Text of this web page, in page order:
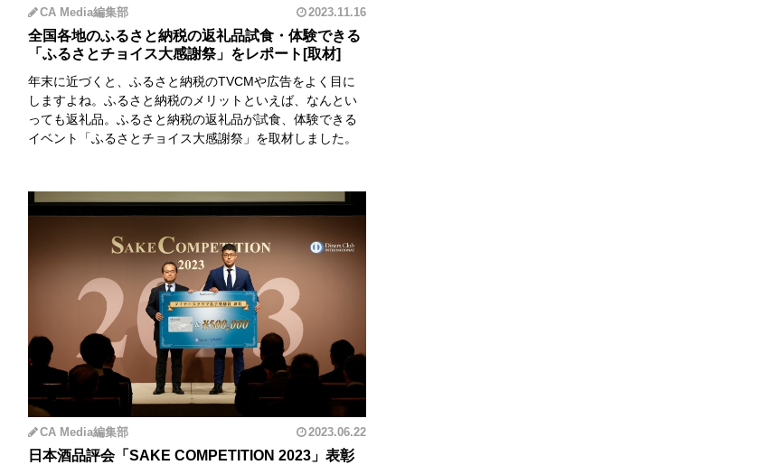
CA Media編集部 2023.11.16
全国各地のふるさと納税の返礼品試食・体験できる
「ふるさとチョイス大感謝祭」をレポート
年末に近づくと、ふるさと納税のTVCMや広告をよく目に
しますよね。ふるさと納税のメリットといえば、なんとい
っても返礼品。ふるさと納税の返礼品が試食、体験できる
イベント「ふるさとチョイス大感謝祭」を取材しました。
CA Media編集部 2023.06.22
日本酒品評会「SAKE COMPETITION 2023」表彰